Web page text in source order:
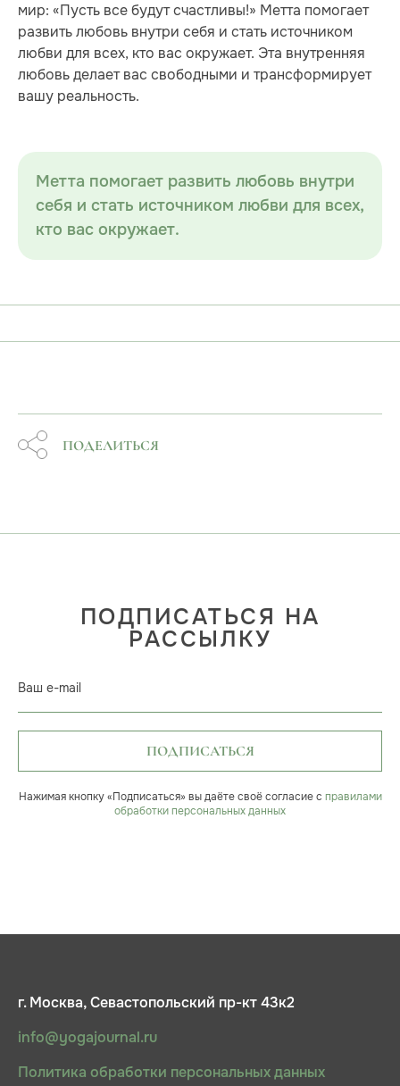
мир: «Пусть все будут счастливы!» Метта помогает
развить любовь внутри себя и стать источником
любви для всех, кто вас окружает. Эта внутренняя
любовь делает вас свободными и трансформирует
вашу реальность.
Метта помогает развить любовь внутри
себя и стать источником любви для всех,
кто вас окружает.
ПОДЕЛИТЬСЯ
ПОДПИСАТЬСЯ НА
РАССЫЛКУ
Ваш e-mail
ПОДПИСАТЬСЯ
Нажимая кнопку «Подписаться» вы даёте своё согласие с правилами
обработки персональных данных
г. Москва, Севастопольский пр-кт 43к2
info@yogajournal.ru
Политика обработки персональных данных